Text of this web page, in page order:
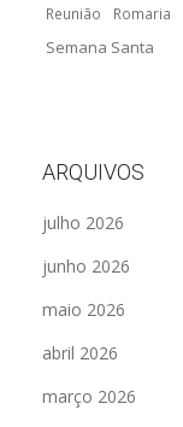
Reunião Romaria
Semana Santa
ARQUIVOS
julho 2026
junho 2026
maio 2026
abril 2026
março 2026